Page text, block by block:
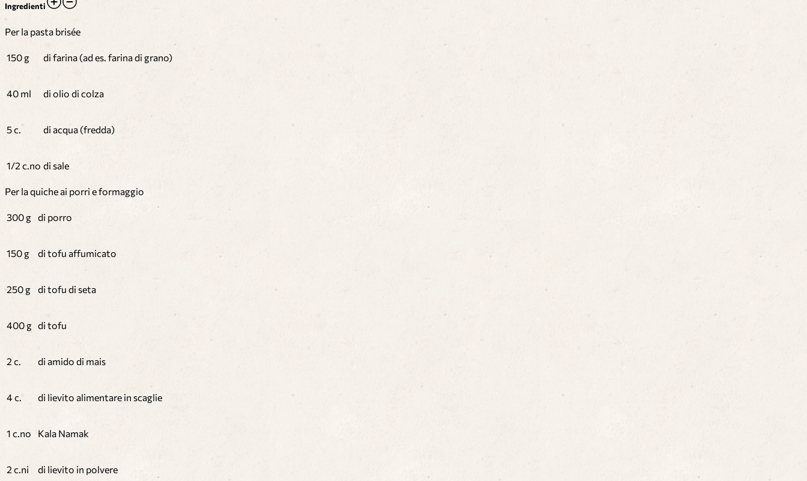
Ingredienti
Per la pasta brisée
150 g di farina (ad es. farina di grano)
40 ml di olio di colza
5 c. di acqua (fredda)
1/2 c.no di sale
Per la quiche ai porri e formaggio
300 g di porro
150 g di tofu affumicato
250 g di tofu di seta
400 g di tofu
2 c. di amido di mais
4 c. di lievito alimentare in scaglie
1 c.no Kala Namak
2 c.ni di lievito in polvere